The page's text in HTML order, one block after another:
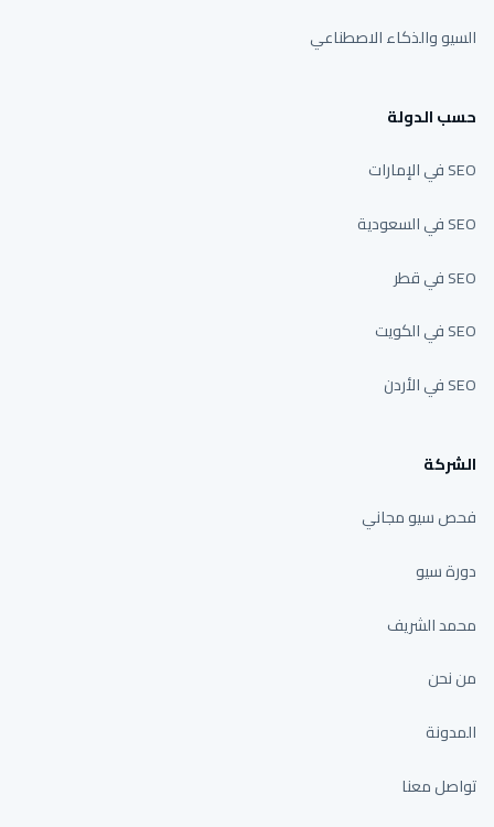
السيو والذكاء الاصطناعي
حسب الدولة
SEO في الإمارات
SEO في السعودية
SEO في قطر
SEO في الكويت
SEO في الأردن
الشركة
فحص سيو مجاني
دورة سيو
محمد الشريف
من نحن
المدونة
تواصل معنا